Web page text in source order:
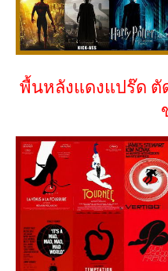
พื้นหลังแดงแปร๊ด ตั